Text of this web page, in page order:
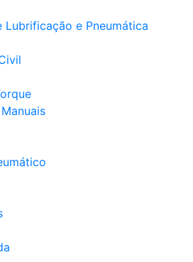
Lubrificação e Pneumática